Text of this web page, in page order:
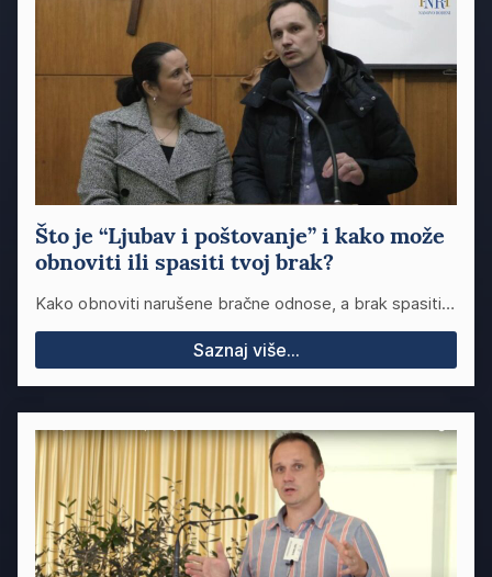
Što je “Ljubav i poštovanje” i kako može
obnoviti ili spasiti tvoj brak?
Kako obnoviti narušene bračne odnose, a brak spasiti…
Saznaj više...